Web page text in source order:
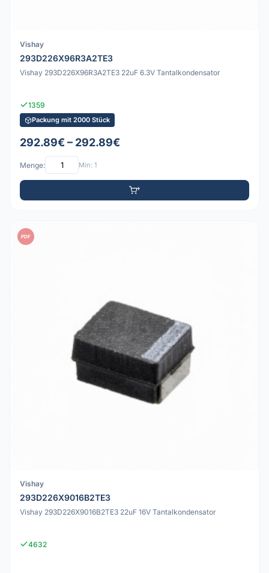
Vishay
293D226X96R3A2TE3
Vishay 293D226X96R3A2TE3 22uF 6.3V Tantalkondensator
1359
Packung mit 2000 Stück
292.89€ – 292.89€
Menge: Min: 1
PDF
Vishay
293D226X9016B2TE3
Vishay 293D226X9016B2TE3 22uF 16V Tantalkondensator
4632